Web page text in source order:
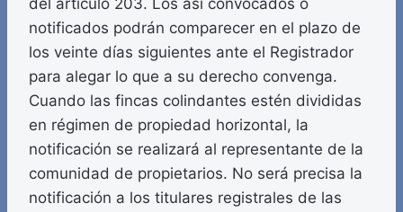
del artículo 203. Los así convocados o
notificados podrán comparecer en el plazo de
los veinte días siguientes ante el Registrador
para alegar lo que a su derecho convenga.
Cuando las fincas colindantes estén divididas
en régimen de propiedad horizontal, la
notificación se realizará al representante de la
comunidad de propietarios. No será precisa la
notificación a los titulares registrales de las